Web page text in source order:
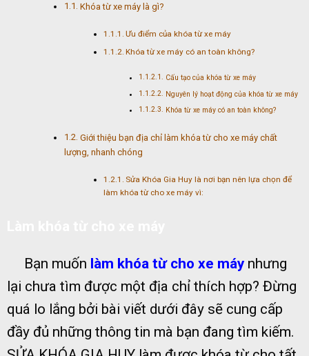
Khóa từ xe máy là gì?
Ưu điểm của khóa từ xe máy
Khóa từ xe máy có an toàn không?
Cấu tạo của khóa từ xe máy
Nguyên lý hoạt động của khóa từ xe máy
Khóa từ xe máy có an toàn không?
Giới thiệu bạn địa chỉ làm khóa từ cho xe máy chất
lượng, nhanh chóng
Sửa Khóa Gia Huy là nơi bạn nên lựa chọn để
làm khóa từ cho xe máy vì:
Bạn muốn làm khóa từ cho xe máy nhưng
lại chưa tìm được một địa chỉ thích hợp? Đừng
quá lo lắng bởi bài viết dưới đây sẽ cung cấp
đầy đủ những thông tin mà bạn đang tìm kiếm.